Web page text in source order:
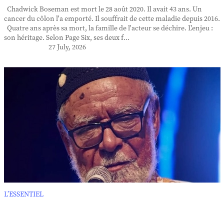
Chadwick Boseman est mort le 28 août 2020. Il avait 43 ans. Un
cancer du côlon l'a emporté. Il souffrait de cette maladie depuis 2016.
Quatre ans après sa mort, la famille de l'acteur se déchire. L'enjeu :
son héritage. Selon Page Six, ses deux f...
27 July, 2026
L’ESSENTIEL